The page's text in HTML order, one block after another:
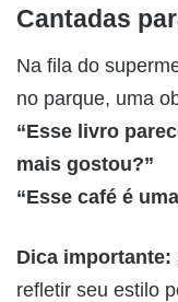
Cantadas
Na fila do
no parque, uma
“Esse livro
mais gostou?”
“Esse café é
Dica importante:
refletir seu estilo